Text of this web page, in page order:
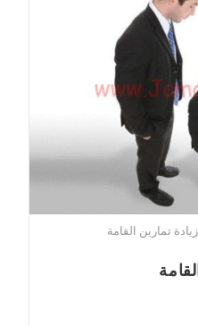
تمارين القامة